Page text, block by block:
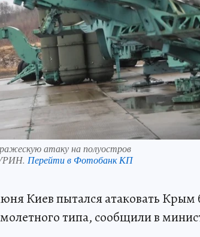
атаку на полуостров
Перейти в Фотобанк КП
Киев пытался атаковать
типа, сообщили в